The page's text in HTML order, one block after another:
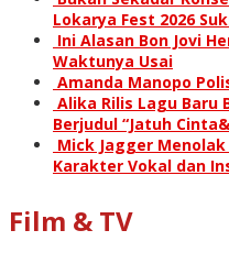
Lokarya Fest 2026
Ini Alasan Bon Jovi
Waktunya Usai
Amanda Manopo
Alika Rilis Lagu Baru
Berjudul “Jatuh
Mick Jagger
Karakter Vokal dan
Film & TV